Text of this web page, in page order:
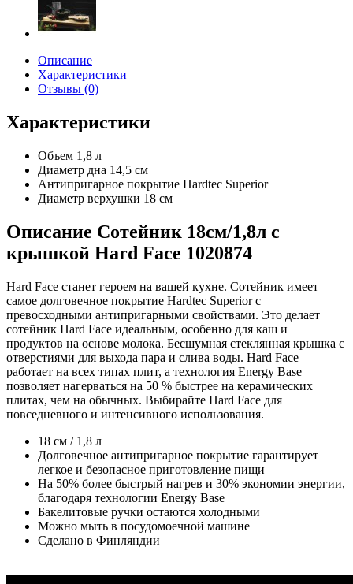
Описание
Характеристики
Отзывы (0)
Характеристики
Объем 1,8 л
Диаметр дна 14,5 см
Антипригарное покрытие Hardtec Superior
Диаметр верхушки 18 см
Описание Сотейник 18см/1,8л с
крышкой Hard Face 1020874
Hard Face станет героем на вашей кухне. Сотейник имеет
самое долговечное покрытие Hardtec Superior с
превосходными антипригарными свойствами. Это делает
сотейник Hard Face идеальным, особенно для каш и
продуктов на основе молока. Бесшумная стеклянная крышка с
отверстиями для выхода пара и слива воды. Hard Face
работает на всех типах плит, а технология Energy Base
позволяет нагерваться на 50 % быстрее на керамических
плитах, чем на обычных. Выбирайте Hard Face для
повседневного и интенсивного использования.
18 см / 1,8 л
Долговечное антипригарное покрытие гарантирует
легкое и безопасное приготовление пищи
На 50% более быстрый нагрев и 30% экономии энергии,
благодаря технологии Energy Base
Бакелитовые ручки остаются холодными
Можно мыть в посудомоечной машине
Сделано в Финляндии